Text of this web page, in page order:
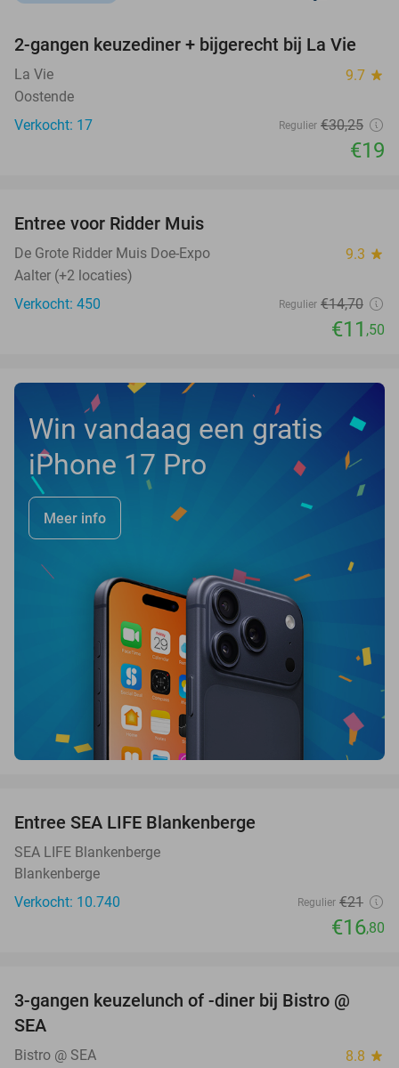
37%
NEW
TODAY
2-gangen keuzediner + bijgerecht bij La Vie
La Vie 9.7 star
Oostende
Verkocht: 17
Regulier €30,25
€19
Entree voor Ridder Muis
De Grote Ridder Muis Doe-Expo 9.3 star
Aalter (+2 locaties)
Verkocht: 450
Regulier €14,70
€11 ,50
Win vandaag een gratis
iPhone 17 Pro
Meer info
Entree SEA LIFE Blankenberge
SEA LIFE Blankenberge
Blankenberge
Verkocht: 10.740
Regulier €21
€16,80
36%
3-gangen keuzelunch of -diner bij Bistro @
SEA
Bistro @ SEA 8.8 star